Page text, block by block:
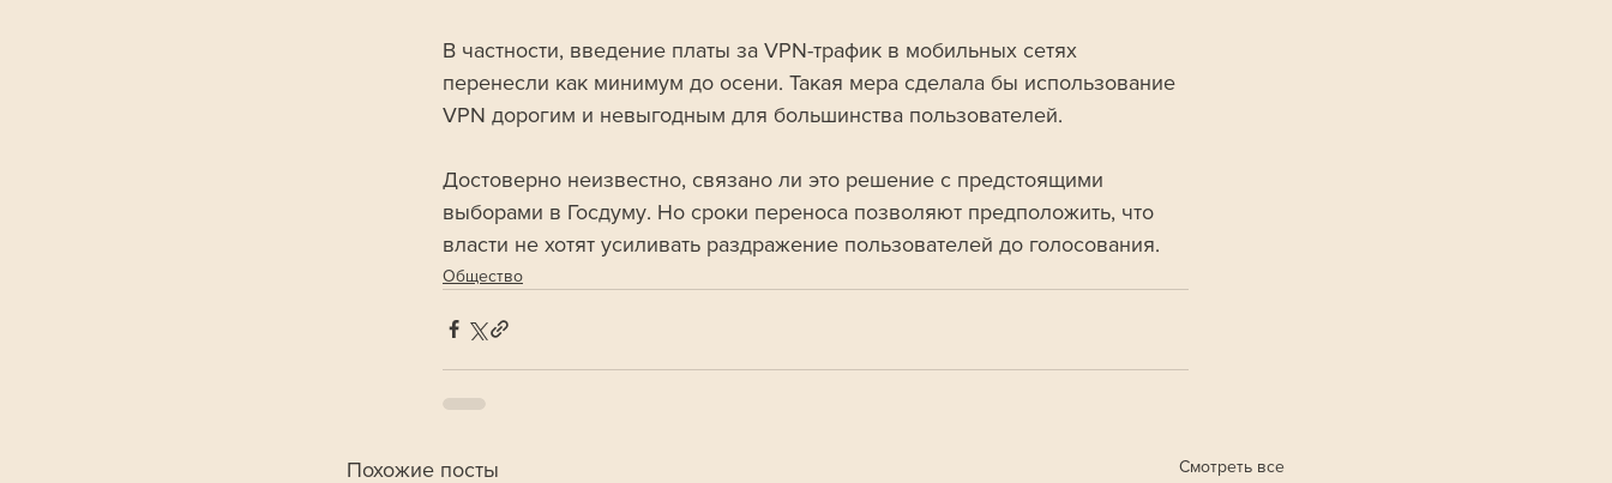
В частности, введение платы за VPN-трафик в мобильных сетях
перенесли как минимум до осени. Такая мера сделала бы использование
VPN дорогим и невыгодным для большинства пользователей.
Достоверно неизвестно, связано ли это решение с предстоящими
выборами в Госдуму. Но сроки переноса позволяют предположить, что
власти не хотят усиливать раздражение пользователей до голосования.
Общество
Похожие посты Смотреть все